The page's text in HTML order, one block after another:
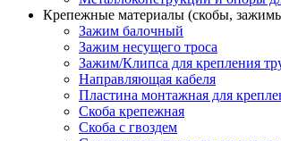
Крепежные материалы (скобы,
Зажим балочный
Зажим несущего троса
Зажим/Клипса для крепления
Направляющая кабеля
Пластина монтажная для
Скоба крепежная
Скоба с гвоздем